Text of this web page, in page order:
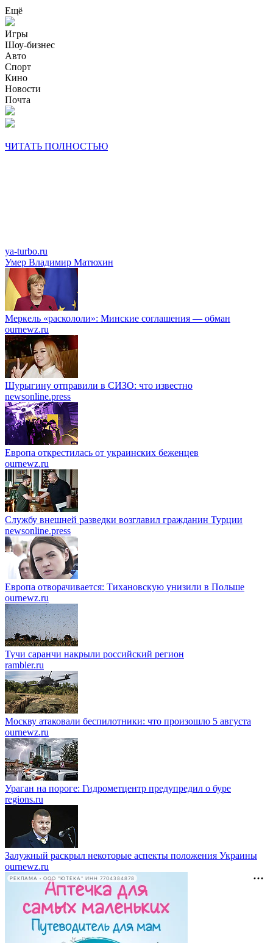
Ещё
Игры
Шоу-бизнес
Авто
Спорт
Кино
Новости
Почта
ЧИТАТЬ ПОЛНОСТЬЮ
ya-turbo.ru
Умер Владимир Матюхин
Меркель «раскололи»: Минские соглашения — обман
ournewz.ru
Шурыгину отправили в СИЗО: что известно
newsonline.press
Европа открестилась от украинских беженцев
ournewz.ru
Службу внешней разведки возглавил гражданин Турции
newsonline.press
Европа отворачивается: Тихановскую унизили в Польше
ournewz.ru
Тучи саранчи накрыли российский регион
rambler.ru
Москву атаковали беспилотники: что произошло 5 августа
ournewz.ru
Ураган на пороге: Гидрометцентр предупредил о буре
regions.ru
Залужный раскрыл некоторые аспекты положения Украины
ournewz.ru
РЕКЛАМА • ООО "ЮТЕКА" ИНН 7704384878